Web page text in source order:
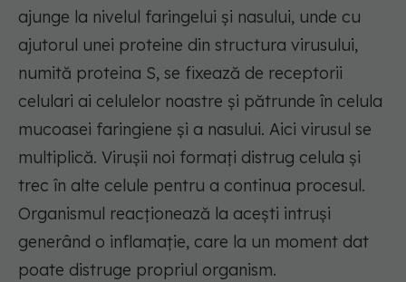
ajunge la nivelul faringelui și nasului, unde cu
ajutorul unei proteine din structura virusului,
numită proteina S, se fixează de receptorii
celulari ai celulelor noastre și pătrunde în celula
mucoasei faringiene și a nasului. Aici virusul se
multiplică. Virușii noi formați distrug celula și
trec în alte celule pentru a continua procesul.
Organismul reacționează la acești intruși
generând o inflamație, care la un moment dat
poate distruge propriul organism.